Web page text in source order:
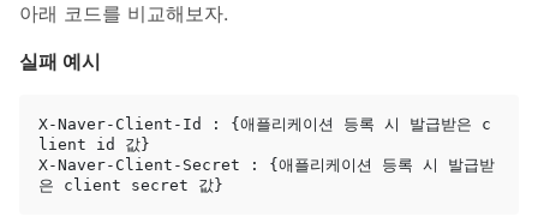
아래 코드를 비교해보자.
실패 예시
X-Naver-Client-Id : {애플리케이션 등록 시 발급받은 c
lient id 값}
X-Naver-Client-Secret : {애플리케이션 등록 시 발급받